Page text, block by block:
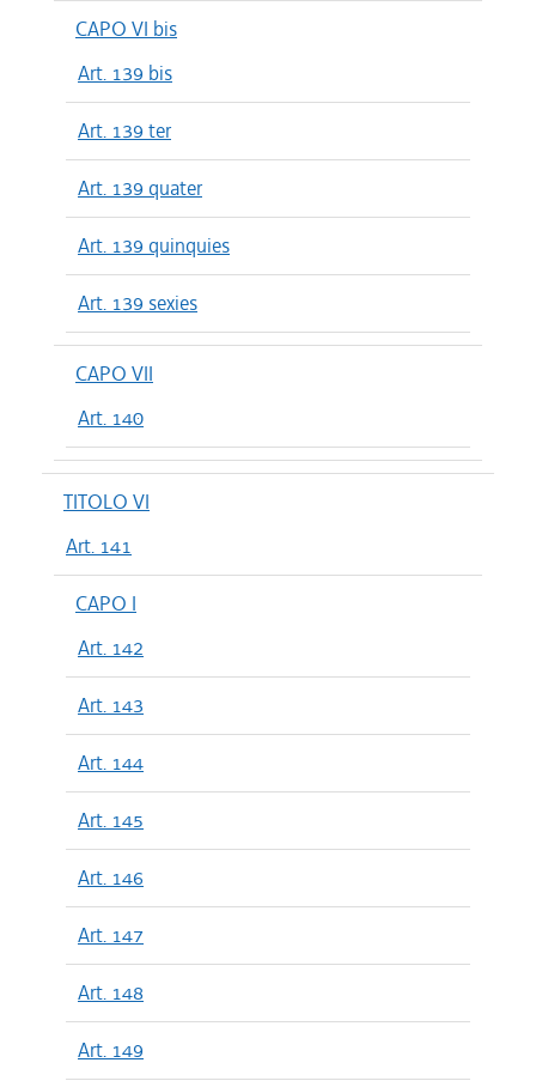
CAPO VI bis
Art. 139 bis
Art. 139 ter
Art. 139 quater
Art. 139 quinquies
Art. 139 sexies
CAPO VII
Art. 140
TITOLO VI
Art. 141
CAPO I
Art. 142
Art. 143
Art. 144
Art. 145
Art. 146
Art. 147
Art. 148
Art. 149